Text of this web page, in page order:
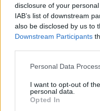
disclosure of your
IAB’s list of downstream
also be disclosed by us to
Downstream Participants
Please note that this
not limited to your visit or
grant or deny consent to
use your data for below
Personal Data
I want to opt-out of
personal data.
Opted In
A II. Ramszeszt is
Bogárlaci bácsi csak
mert véletlenül
Orbánböbét? Orbán
és Merkel